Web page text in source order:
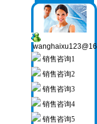
销售咨询1
销售咨询2
销售咨询3
销售咨询4
销售咨询5